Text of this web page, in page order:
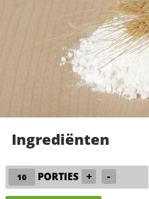
Ingrediënten
PORTIES + -